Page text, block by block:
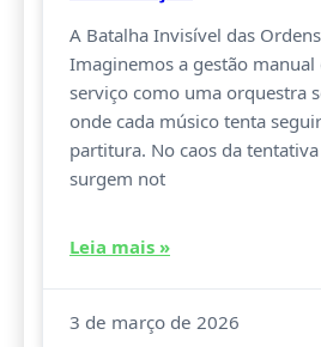
A Batalha Invisível das
Imaginemos a gestão manual
serviço como uma orquestra
onde cada músico tenta
partitura. No caos da
surgem not
Leia mais »
3 de março de 2026